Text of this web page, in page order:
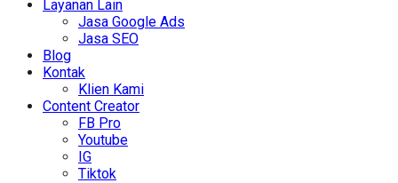
Layanan Lain
Jasa Google Ads
Jasa SEO
Blog
Kontak
Klien Kami
Content Creator
FB Pro
Youtube
IG
Tiktok